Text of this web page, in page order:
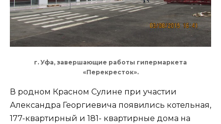
г. Уфа, завершающие работы гипермаркета
«Перекресток».
В родном Красном Сулине при участии
Александра Георгиевича появились котельная,
177-квартирный и 181- квартирные дома на